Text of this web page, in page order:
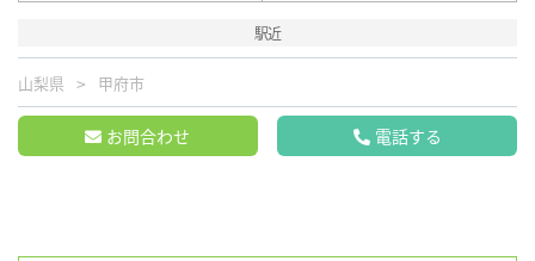
駅近
山梨県 甲府市
お問合わせ 電話する